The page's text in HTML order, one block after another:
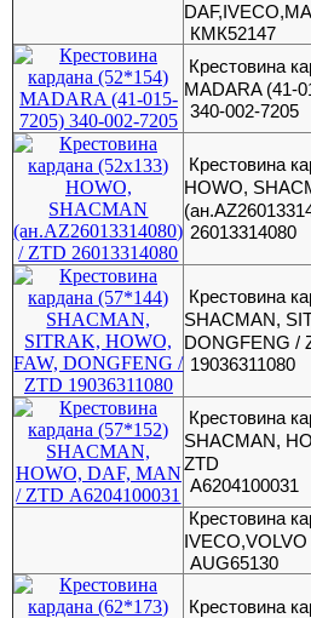
КМК52147
Крестовина
MADARA (41-
340-002-7205
Крестовина
HOWO,
26013314080
Крестовина
SHACMAN,
DONGFENG /
19036311080
Крестовина
SHACMAN,
ZTD
А6204100031
Крестовина
AUG65130
Крестовина